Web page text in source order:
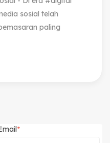
sosial telah
paling